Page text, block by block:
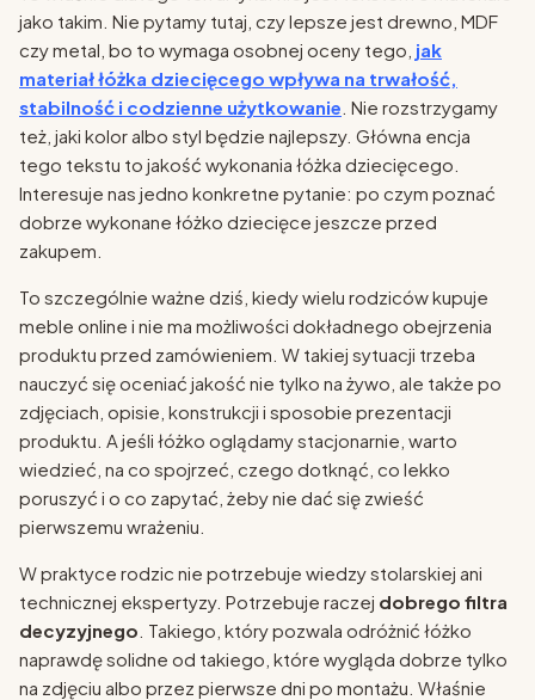
jako takim. Nie pytamy tutaj, czy lepsze jest drewno, MDF
czy metal, bo to wymaga osobnej oceny tego, jak
materiał łóżka dziecięcego wpływa na trwałość,
stabilność i codzienne użytkowanie . Nie rozstrzygamy
też, jaki kolor albo styl będzie najlepszy. Główna encja
tego tekstu to jakość wykonania łóżka dziecięcego.
Interesuje nas jedno konkretne pytanie: po czym poznać
dobrze wykonane łóżko dziecięce jeszcze przed
zakupem.
To szczególnie ważne dziś, kiedy wielu rodziców kupuje
meble online i nie ma możliwości dokładnego obejrzenia
produktu przed zamówieniem. W takiej sytuacji trzeba
nauczyć się oceniać jakość nie tylko na żywo, ale także po
zdjęciach, opisie, konstrukcji i sposobie prezentacji
produktu. A jeśli łóżko oglądamy stacjonarnie, warto
wiedzieć, na co spojrzeć, czego dotknąć, co lekko
poruszyć i o co zapytać, żeby nie dać się zwieść
pierwszemu wrażeniu.
W praktyce rodzic nie potrzebuje wiedzy stolarskiej ani
technicznej ekspertyzy. Potrzebuje raczej dobrego filtra
decyzyjnego . Takiego, który pozwala odróżnić łóżko
naprawdę solidne od takiego, które wygląda dobrze tylko
na zdjęciu albo przez pierwsze dni po montażu. Właśnie